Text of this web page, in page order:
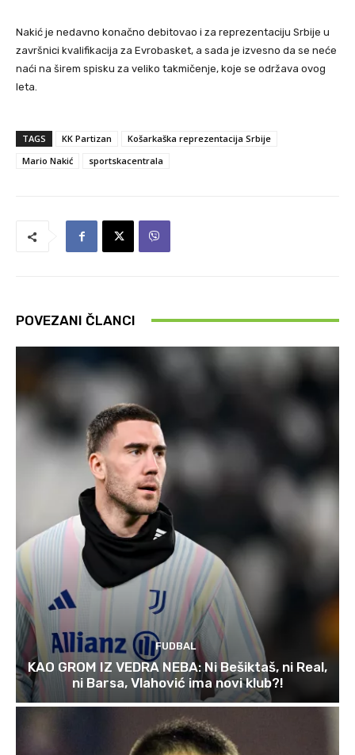
Nakić je nedavno konačno debitovao i za reprezentaciju Srbije u
završnici kvalifikacija za Evrobasket, a sada je izvesno da se neće
naći na širem spisku za veliko takmičenje, koje se održava ovog
leta.
TAGS KK Partizan
Košarkaška reprezentacija Srbije
Mario Nakić
sportskacentrala
POVEZANI ČLANCI
FUDBAL
KAO GROM IZ VEDRA NEBA: Ni Bešiktaš, ni Real,
ni Barsa, Vlahović ima novi klub?!